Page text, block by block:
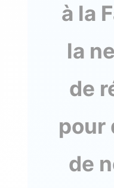
à la
la
de
pour
de